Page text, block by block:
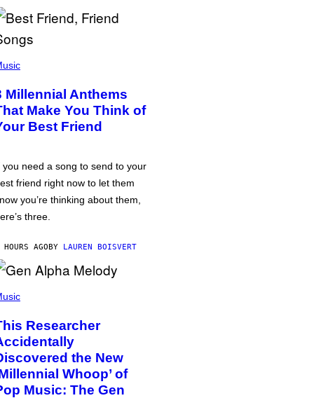
Millennial Anthems
Make You Think of
Best Friend
you need a song to send to your
friend right now to let them
you’re thinking about them,
three.
AGOBY LAUREN BOISVERT
Researcher
the New
Whoop’ of
Music: The Gen